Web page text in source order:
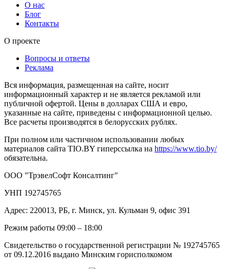
О нас
Блог
Контакты
О проекте
Вопросы и ответы
Реклама
Вся информация, размещенная на сайте, носит
информационный характер и не является рекламой или
публичной офертой. Цены в долларах США и евро,
указанные на сайте, приведены с информационной целью.
Все расчеты производятся в белорусских рублях.
При полном или частичном использовании любых
материалов сайта TIO.BY гиперссылка на https://www.tio.by/
обязательна.
ООО "ТрэвелСофт Консалтинг"
УНП 192745765
Адрес: 220013, РБ, г. Минск, ул. Кульман 9, офис 391
Режим работы 09:00 – 18:00
Свидетельство о государственной регистрации № 192745765
от 09.12.2016 выдано Минским горисполкомом